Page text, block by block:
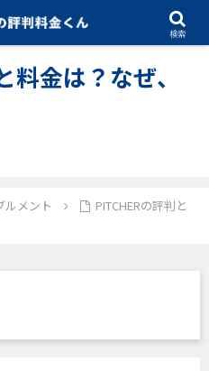
09.11.2025
料金は？なぜ、
ルメント
PITCHERの評判と
検索